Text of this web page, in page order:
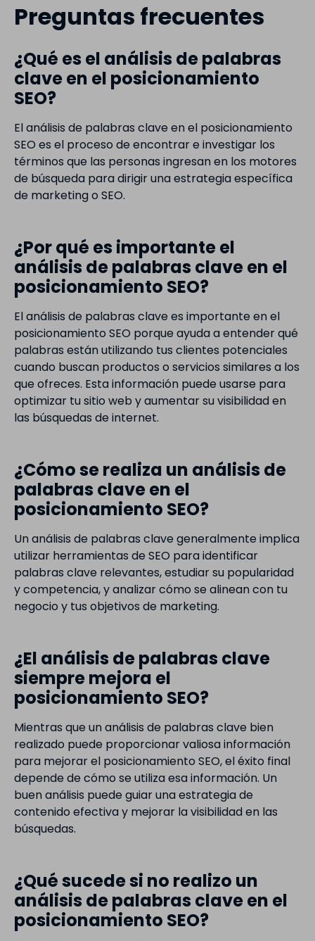
Preguntas frecuentes
¿Qué es el análisis de palabras
clave en el posicionamiento
SEO?
El análisis de palabras clave en el posicionamiento
SEO es el proceso de encontrar e investigar los
términos que las personas ingresan en los motores
de búsqueda para dirigir una estrategia específica
de marketing o SEO.
¿Por qué es importante el
análisis de palabras clave en el
posicionamiento SEO?
El análisis de palabras clave es importante en el
posicionamiento SEO porque ayuda a entender qué
palabras están utilizando tus clientes potenciales
cuando buscan productos o servicios similares a los
que ofreces. Esta información puede usarse para
optimizar tu sitio web y aumentar su visibilidad en
las búsquedas de internet.
¿Cómo se realiza un análisis de
palabras clave en el
posicionamiento SEO?
Un análisis de palabras clave generalmente implica
utilizar herramientas de SEO para identificar
palabras clave relevantes, estudiar su popularidad
y competencia, y analizar cómo se alinean con tu
negocio y tus objetivos de marketing.
¿El análisis de palabras clave
siempre mejora el
posicionamiento SEO?
Mientras que un análisis de palabras clave bien
realizado puede proporcionar valiosa información
para mejorar el posicionamiento SEO, el éxito final
depende de cómo se utiliza esa información. Un
buen análisis puede guiar una estrategia de
contenido efectiva y mejorar la visibilidad en las
búsquedas.
¿Qué sucede si no realizo un
análisis de palabras clave en el
posicionamiento SEO?